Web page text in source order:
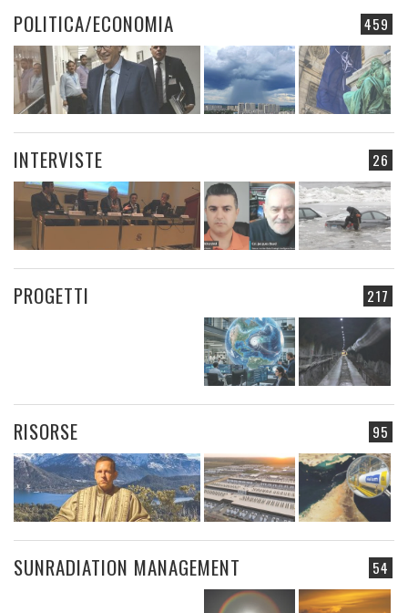
459
POLITICA/ECONOMIA
26
INTERVISTE
217
PROGETTI
95
RISORSE
54
SUNRADIATION MANAGEMENT